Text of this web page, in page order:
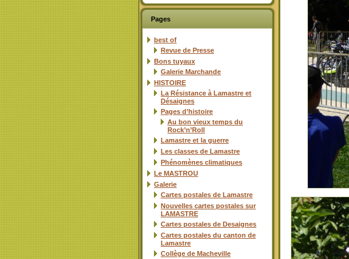
Pages
best of
Revue de Presse
Bons tuyaux
Galerie Marchande
HISTOIRE
La Résistance à Lamastre et
Désaignes
Pages d’histoire
Au bon vieux temps du
Rock’n’Roll
Lamastre et la guerre
Les classes de Lamastre
Phénomènes climatiques
Le MASTROU
Galerie
Cartes postales de Lamastre
Nouvelles cartes postales sur
LAMASTRE
Cartes postales de Desaignes
Cartes postales du canton de
Lamastre
Collège de Macheville